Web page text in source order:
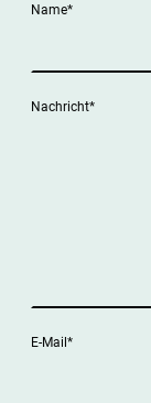
Name*
Nachricht*
E-Mail *